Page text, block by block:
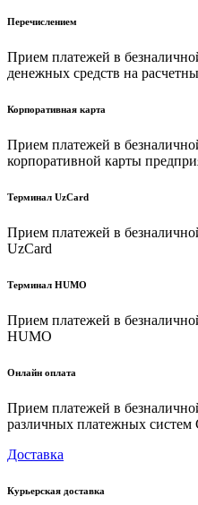
Перечислением
Прием платежей в
денежных средств на
Корпоративная карта
Прием платежей в
корпоративной карты
Терминал UzCard
Прием платежей в
UzCard
Терминал HUMO
Прием платежей в
HUMO
Онлайн оплата
Прием платежей в
различных платежных систем
Доставка
Курьерская доставка